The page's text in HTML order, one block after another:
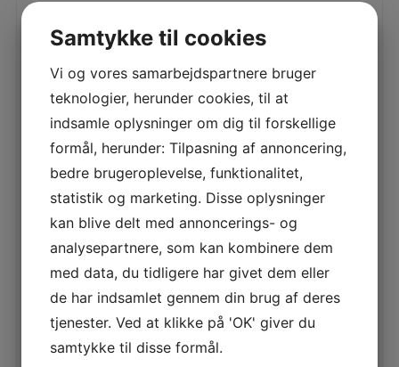
RELATEREDE VARER
GARDEROBE – LUX
LÆS MERE
GARDEROBE – HELENA 2
LÆS MERE
Samtykke til cookies
Vi og vores samarbejdspartnere bruger
teknologier, herunder cookies, til at
indsamle oplysninger om dig til forskellige
formål, herunder: Tilpasning af annoncering,
bedre brugeroplevelse, funktionalitet,
statistik og marketing. Disse oplysninger
kan blive delt med annoncerings- og
analysepartnere, som kan kombinere dem
med data, du tidligere har givet dem eller
de har indsamlet gennem din brug af deres
tjenester. Ved at klikke på 'OK' giver du
samtykke til disse formål.